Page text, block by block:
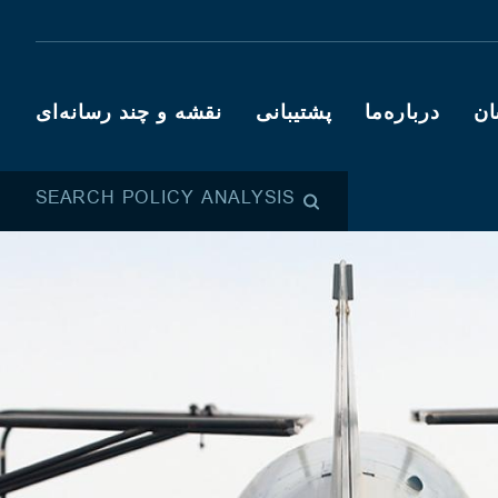
درباره‌ما پشتیبانی نقشه و چند رسانه‌ای
SEARCH POLICY ANALYSIS